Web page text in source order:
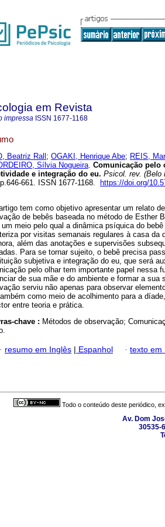
em Revista
impressa ISSN 1677-1168
Beatriz Rall ; OGAKI, Henrique Abe; REIS,
Sílvia Nogueira. Comunicação pelo
e integração do eu. Psicol. rev. (Belo
661. ISSN 1677-1168.
https://doi.org/
tem como objetivo apresentar um relato
de bebês baseada no método de Esther
meio pelo qual a dinâmica psíquica do
por visitas semanais regulares à casa da
além das anotações e supervisões
Para se tornar sujeito, o bebê precisa
subjetiva e integração do eu, que será
pelo olhar tem importante papel nessa
de sua mãe e do ambiente e formar a sua
serviu não apenas para observar
como meio de acolhimento para a
entre teoria e prática.
chave : Métodos de observação;
· resumo em Inglês | Espanhol · texto em
Todo o conteúdo deste periódico,
Av. Dom
30535-